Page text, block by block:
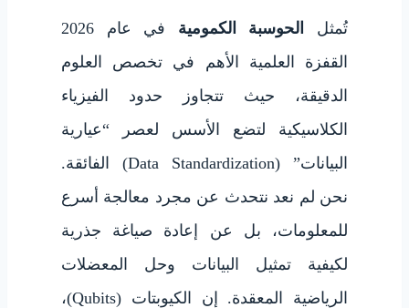
تُمثل الحوسبة الكمومية
في عام 2026
القفزة العلمية الأهم في تخصص العلوم
الدقيقة، حيث تتجاوز حدود الفيزياء
الكلاسيكية لتضع الأسس لعصر “عيارية
البيانات” (Data Standardization) الفائقة.
نحن لم نعد نتحدث عن مجرد معالجة أسرع
للمعلومات، بل عن إعادة صياغة جذرية
لكيفية تمثيل البيانات وحل المعضلات
الرياضية المعقدة. إن الكيوبتات (Qubits)،